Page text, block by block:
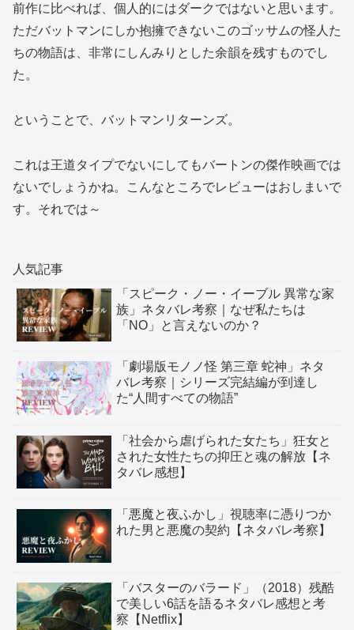
前作に比べれば、個人的にはダークではないと思います。
ただバットマンにしか抱擁できないこのゴッサムの怪人た
ちの物語は、非常にしんみりとした余韻を残すものでし
た。
ということで、バットマンリターンズ。
これは王道タイプでないにしてもバートンの傑作映画では
ないでしょうかね。こんなところでレビューはおしまいで
す。それでは～
人気記事
「スピーク・ノー・イーブル 異常な家
族」ネタバレ考察｜なぜ私たちは
「NO」と言えないのか？
「劇場版モノノ怪 第三章 蛇神」ネタ
バレ考察｜シリーズ完結編が到達し
た“人間すべての物語”
「社会から虐げられた女たち」狂女と
された女性たちの抑圧と魂の解放【ネ
タバレ感想】
「悪魔と夜ふかし」視聴率に憑りつか
れた男と悪魔の契約【ネタバレ考察】
「バスターのバラード」（2018）残酷
で美しい6話を語るネタバレ感想と考
察【Netflix】